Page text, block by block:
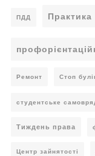
ПДД Практика
Ремонт Стоп
студентське
Тиждень права
Центр зайнятості